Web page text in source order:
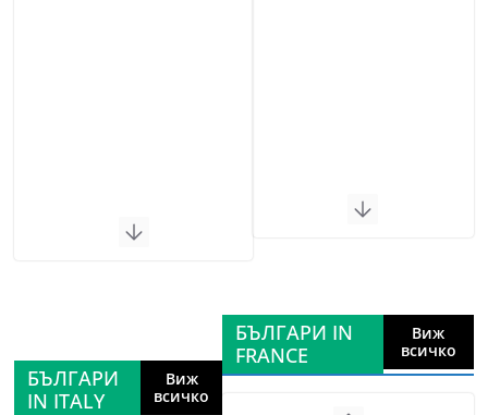
БЪЛГАРИ
IN ITALY
Виж
всичко
БЪЛГАРИ IN
FRANCE
Виж
всичко